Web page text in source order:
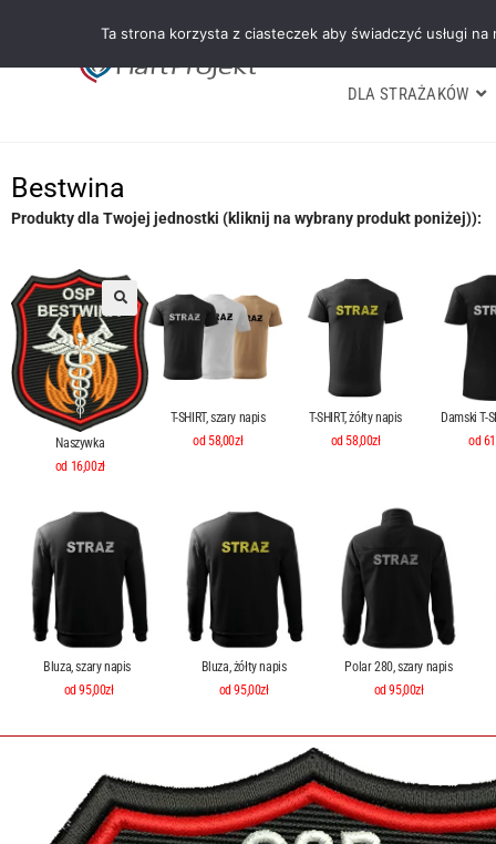
DLA STRAŻAKÓW
Bestwina
Produkty dla Twojej jednostki (kliknij na wybrany produkt poniżej)):
Naszywka
od 16,00zł
T-SHIRT, szary napis
od 58,00zł
T-SHIRT, żółty napis
od 58,00zł
Damski T-
od
Bluza, szary napis
od 95,00zł
Bluza, żółty napis
od 95,00zł
Polar 280, szary napis
od 95,00zł
Ta strona korzysta z ciasteczek aby świadczyć usługi